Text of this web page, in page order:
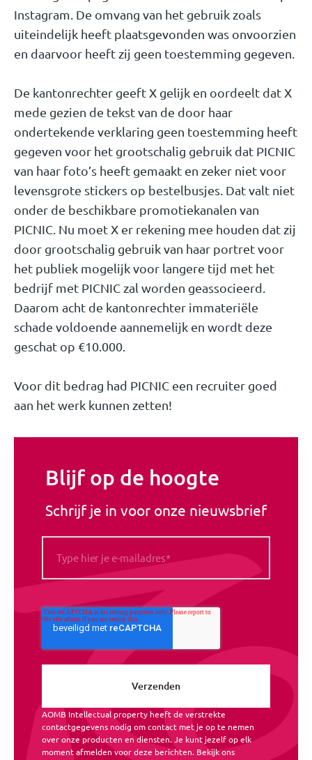
Instagram. De omvang van het gebruik zoals
uiteindelijk heeft plaatsgevonden was onvoorzien
en daarvoor heeft zij geen toestemming gegeven.
De kantonrechter geeft X gelijk en oordeelt dat X
mede gezien de tekst van de door haar
ondertekende verklaring geen toestemming heeft
gegeven voor het grootschalig gebruik dat PICNIC
van haar foto’s heeft gemaakt en zeker niet voor
levensgrote stickers op bestelbusjes. Dat valt niet
onder de beschikbare promotiekanalen van
PICNIC. Nu moet X er rekening mee houden dat zij
door grootschalig gebruik van haar portret voor
het publiek mogelijk voor langere tijd met het
bedrijf met PICNIC zal worden geassocieerd.
Daarom acht de kantonrechter immateriële
schade voldoende aannemelijk en wordt deze
geschat op €10.000.
Voor dit bedrag had PICNIC een recruiter goed
aan het werk kunnen zetten!
Blijf op de hoogte
Schrijf je in voor onze nieuwsbrief
AOMB Intellectual property heeft de verstrekte
contactgegevens nodig om contact met je op te nemen
over onze producten en diensten. Je kunt jezelf op elk
moment afmelden voor deze berichten. Bekijk ons